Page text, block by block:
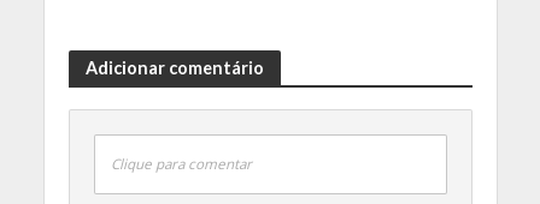
Adicionar comentário
Clique para comentar